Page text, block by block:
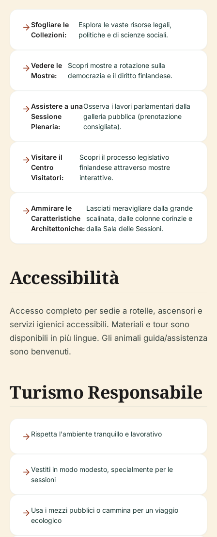
Sfogliare le
Collezioni:
Esplora le vaste risorse legali,
politiche e di scienze sociali.
Vedere le
Mostre:
Scopri mostre a rotazione sulla
democrazia e il diritto finlandese.
Assistere a una
Sessione
Plenaria:
Osserva i lavori parlamentari dalla
galleria pubblica (prenotazione
consigliata).
Visitare il
Centro
Visitatori:
Scopri il processo legislativo
finlandese attraverso mostre
interattive.
Ammirare le
Caratteristiche
Architettoniche:
Lasciati meravigliare dalla grande
scalinata, dalle colonne corinzie e
dalla Sala delle Sessioni.
Accessibilità
Accesso completo per sedie a rotelle, ascensori e
servizi igienici accessibili. Materiali e tour sono
disponibili in più lingue. Gli animali guida/assistenza
sono benvenuti.
Turismo Responsabile
Rispetta l'ambiente tranquillo e lavorativo
Vestiti in modo modesto, specialmente per le
sessioni
Usa i mezzi pubblici o cammina per un viaggio
ecologico